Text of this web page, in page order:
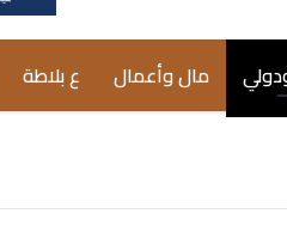
مال وأعمال ع بلاطة